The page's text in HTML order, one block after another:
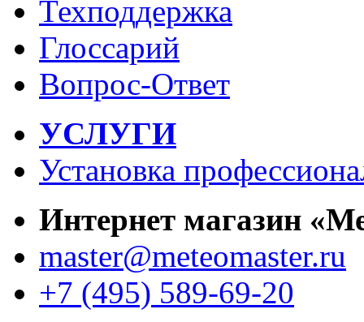
Техподдержка
Глоссарий
Вопрос-Ответ
УСЛУГИ
Установка
Интернет магазин
master@meteomaster.ru
+7 (495) 589-69-20